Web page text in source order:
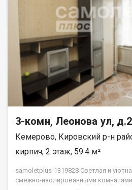
3-комн, Леонова ул,
Кемерово, Кировский р-н
кирпич, 2 этаж, 59.4 м²
samoletplus-1319828 Светлая и
смежно-изолированными комнатами